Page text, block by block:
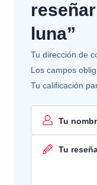
luna”
Tu dirección de
Los campos
Tu calificación